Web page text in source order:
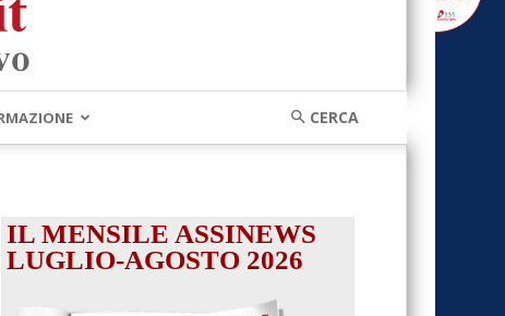
IL MENSILE ASSINEWS
LUGLIO-AGOSTO 2026